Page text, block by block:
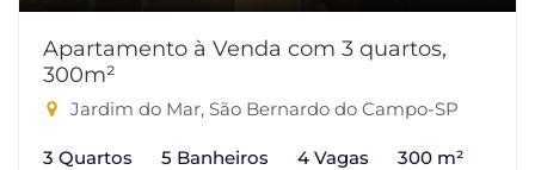
Apartamento à Venda com 3 quartos,
300m²
Jardim do Mar, São Bernardo do Campo-SP
3 Quartos 5 Banheiros 4 Vagas 300 m²